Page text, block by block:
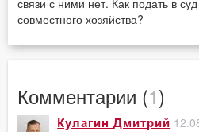
совместного хозяйства?
Комментарии (1)
Кулагин Дмитрий